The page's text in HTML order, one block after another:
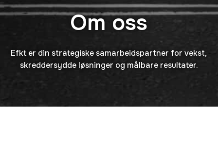
Om oss
Efkt er din strategiske samarbeidspartner for vekst,
skreddersydde løsninger og målbare resultater.